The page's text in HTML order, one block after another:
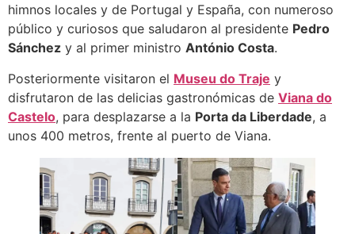
himnos locales y de Portugal y España, con numeroso
público y curiosos que saludaron al presidente Pedro
Sánchez y al primer ministro António Costa.
Posteriormente visitaron el Museu do Traje y
disfrutaron de las delicias gastronómicas de Viana do
Castelo, para desplazarse a la Porta da Liberdade, a
unos 400 metros, frente al puerto de Viana.